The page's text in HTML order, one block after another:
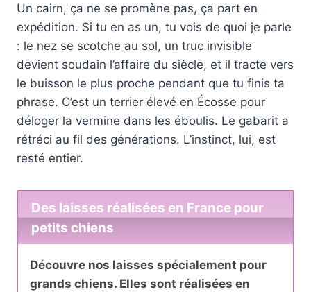
Un cairn, ça ne se promène pas, ça part en
expédition. Si tu en as un, tu vois de quoi je parle
: le nez se scotche au sol, un truc invisible
devient soudain l’affaire du siècle, et il tracte vers
le buisson le plus proche pendant que tu finis ta
phrase. C’est un terrier élevé en Écosse pour
déloger la vermine dans les éboulis. Le gabarit a
rétréci au fil des générations. L’instinct, lui, est
resté entier.
Des laisses réalisées en France pour
petits chiens
Découvre nos laisses spécialement pour
grands chiens. Elles sont réalisées en